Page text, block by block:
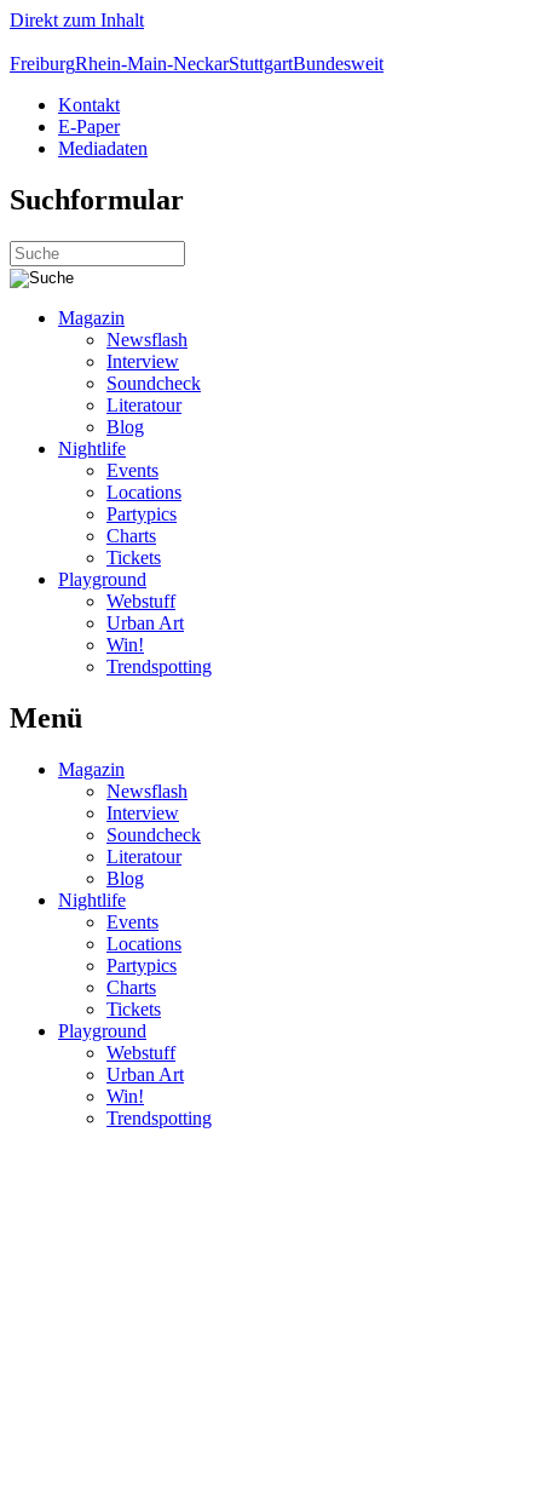
Direkt zum Inhalt
FreiburgRhein-Main-NeckarStuttgartBundesweit
Kontakt
E-Paper
Mediadaten
Suchformular
Magazin
Newsflash
Interview
Soundcheck
Literatour
Blog
Nightlife
Events
Locations
Partypics
Charts
Tickets
Playground
Webstuff
Urban Art
Win!
Trendspotting
Menü
Magazin
Newsflash
Interview
Soundcheck
Literatour
Blog
Nightlife
Events
Locations
Partypics
Charts
Tickets
Playground
Webstuff
Urban Art
Win!
Trendspotting